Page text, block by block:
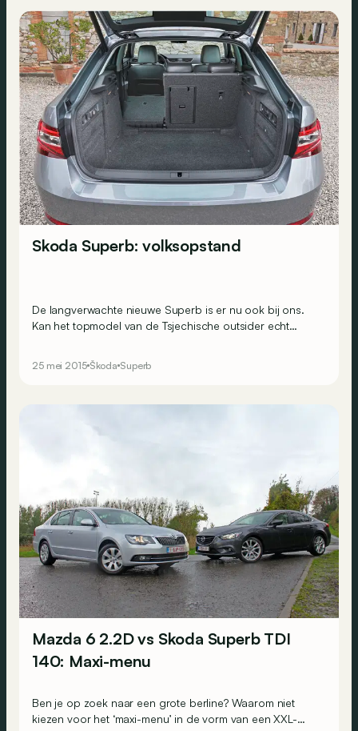
Skoda Superb: volksopstand
De langverwachte nieuwe Superb is er nu ook bij ons.
Kan het topmodel van de Tsjechische outsider echt
resultaat veelbelovend, maar hoe zit het achter het stuur?
25 mei 2015 Škoda Superb
Mazda 6 2.2D vs Skoda Superb TDI
140: Maxi-menu
Ben je op zoek naar een grote berline? Waarom niet
kiezen voor het ‘maxi-menu’ in de vorm van een XXL-